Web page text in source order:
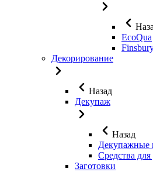
EcoQua
Декорирование
Назад
Декупаж
Назад
Декупажные
Средства
Заготовки